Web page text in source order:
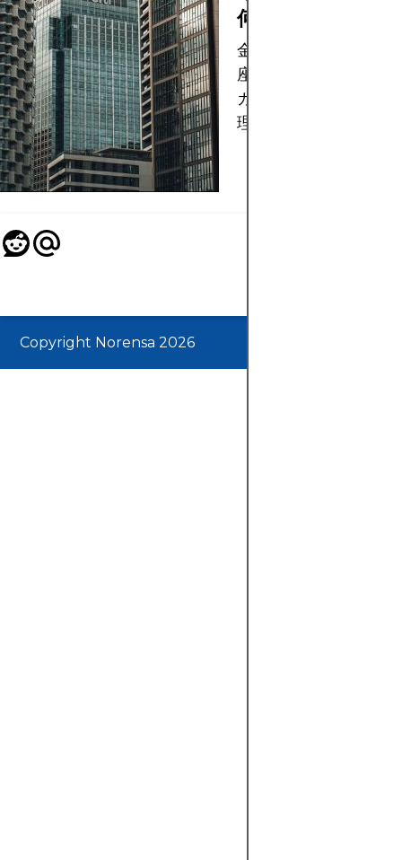
何ですか?
金融市場における証
座のマージンコール
ガーと強制清算の仕
理解します。
Copyright Norensa 2026